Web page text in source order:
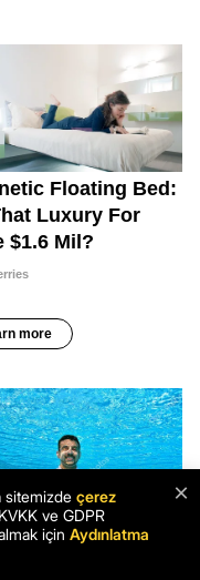
×
sitemizde çerez
ve GDPR
için Aydınlatma